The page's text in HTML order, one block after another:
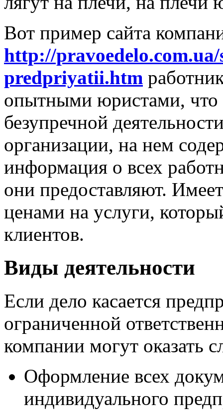
Вот пример сайта
http://
predpriyatii.htm
опытными юристами, что
безупречной
организации, на нем
информация о всех
они предоставляют.
ценами на услуги,
клиентов.
Виды деятельности
Если дело касается
ограниченной
компании могут оказать
Оформление всех
индивидуального